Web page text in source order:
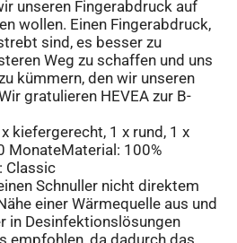
unseren Fingerabdruck auf
wollen. Einen Fingerabdruck,
sind, es besser zu
Weg zu schaffen und uns
kümmern, den wir unseren
gratulieren HEVEA zur B-
kiefergerecht, 1 x rund, 1 x
MonateMaterial: 100%
Classic
Schnuller nicht direktem
einer Wärmequelle aus und
in Desinfektionslösungen
empfohlen, da dadurch das